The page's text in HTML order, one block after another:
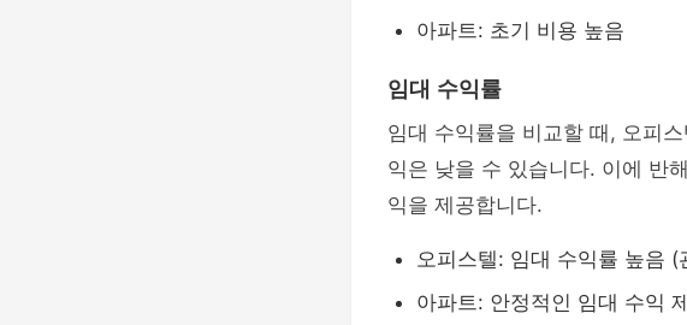
아파트: 초기 비용 높음
임대 수익률
임대 수익률을 비교할 때, 오피스
익은 낮을 수 있습니다. 이에 반
익을 제공합니다.
오피스텔: 임대 수익률 높음 (
아파트: 안정적인 임대 수익